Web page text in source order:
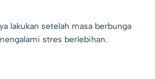
lakukan setelah masa berbunga
stres berlebihan.